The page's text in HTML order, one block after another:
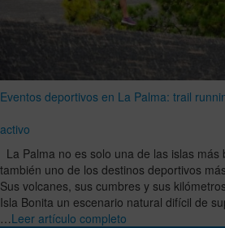
Eventos deportivos en La Palma: trail
activo
La Palma no es solo una de las islas más
también uno de los destinos deportivos
Sus volcanes, sus cumbres y sus
Isla Bonita un escenario natural difícil de
…Leer artículo completo